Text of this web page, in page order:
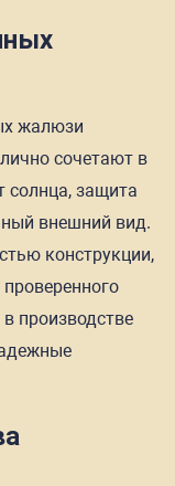
жалюзи
сочетают в
солнца, защита
внешний вид.
конструкции,
производстве